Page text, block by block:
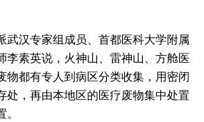
汉专家组成员、首都医科大学附属
李素英说，火神山、雷神山、方舱医
物都有专人到病区分类收集，用密闭
处，再由本地区的医疗废物集中处置